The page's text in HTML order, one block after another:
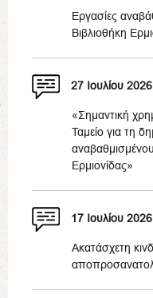
Εργασίες
Βιβλιοθήκη
27 Ιουλίου 2026
«Σημαντική
Ταμείο για τη
Ερμιονίδας»
17 Ιουλίου 2026
Ακατάσχετη